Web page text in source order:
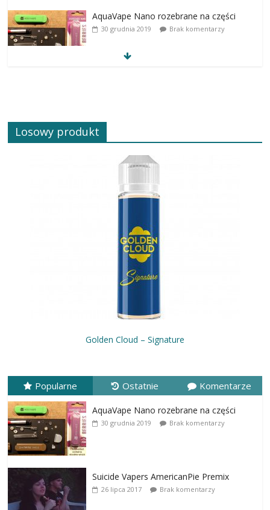
AquaVape Nano rozebrane na części
30 grudnia 2019 Brak komentarzy
Losowy produkt
Golden Cloud – Signature
Popularne Ostatnie Komentarze
AquaVape Nano rozebrane na części
30 grudnia 2019 Brak komentarzy
Suicide Vapers AmericanPie Premix
26 lipca 2017 Brak komentarzy